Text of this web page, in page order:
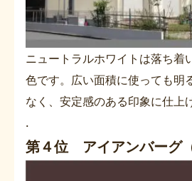
ニュートラルホワイトは落ち着
色です。広い面積に使っても明
なく、安定感のある印象に仕上
.
第４位 アイアンバーグ